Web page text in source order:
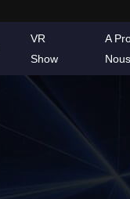
VR
Show
A
Nous